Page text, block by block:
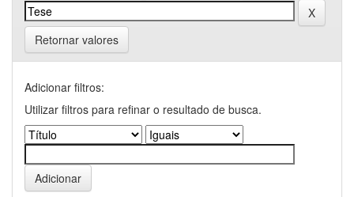
Retornar valores
Adicionar filtros:
Utilizar filtros para refinar o resultado de busca.